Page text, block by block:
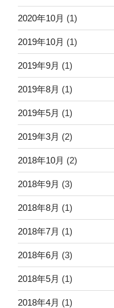
2020年10月 (1)
2019年10月 (1)
2019年9月 (1)
2019年8月 (1)
2019年5月 (1)
2019年3月 (2)
2018年10月 (2)
2018年9月 (3)
2018年8月 (1)
2018年7月 (1)
2018年6月 (3)
2018年5月 (1)
2018年4月 (1)